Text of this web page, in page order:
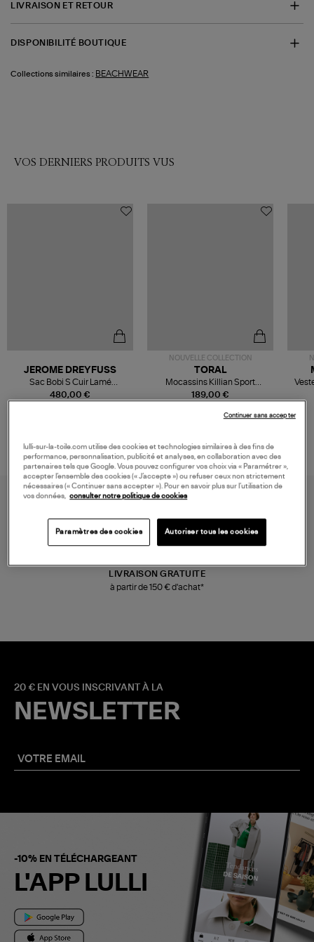
LIVRAISON ET RETOUR
DISPONIBILITÉ BOUTIQUE
Collections similaires : BEACHWEAR
VOS DERNIERS PRODUITS VUS
480,00 €
JEROME DREYFUSS
Sac Bobi S Cuir Lamé
Champagne
NOUVELLE COLLECTION
189,00 €
TORAL
Mocassins Killian Sport
Mousse
LIVRAISON GRATUITE
à partir de 150 € d'achat*
20 € EN VOUS INSCRIVANT À LA
NEWSLETTER
-10% EN TÉLÉCHARGEANT
L'APP LULLI
lulli-sur-la-toile.com utilise des cookies et technologies similaires à des fins de
performance, personnalisation, publicité et analyses, en collaboration avec des
partenaires tels que Google. Vous pouvez configurer vos choix via « Paramétrer »,
accepter l’ensemble des cookies (« J’accepte ») ou refuser ceux non strictement
nécessaires (« Continuer sans accepter »). Pour en savoir plus sur l’utilisation de
vos données, consulter notre politique de cookies
Paramètres des cookies Autoriser tous les cookies
Continuer sans accepter